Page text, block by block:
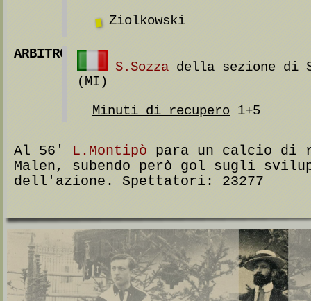
Ziolkowski
ARBITRO
S.Sozzadella sezione di
(MI)
Minuti di recupero 1+5
Al 56' L.Montipò para un calcio di
Malen, subendo però gol sugli
dell'azione. Spettatori: 23277